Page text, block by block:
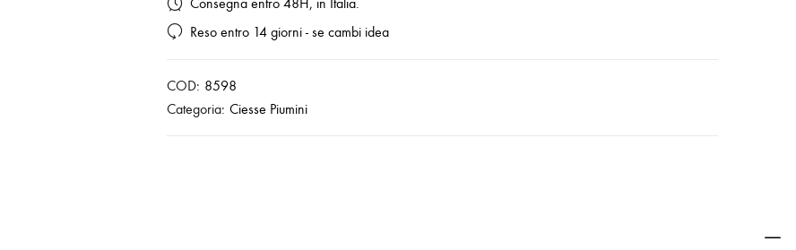
Reso entro 14 giorni - se cambi idea
COD: 8598
Categoria: Ciesse Piumini